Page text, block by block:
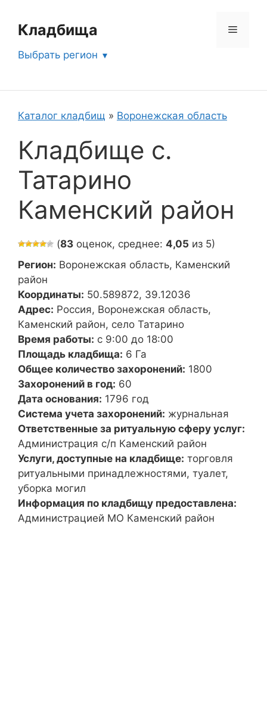
содержимому
Кладбища Меню
Выбрать регион
Каталог кладбищ » Воронежская область
Кладбище с.
Татарино
Каменский район
(83 оценок, среднее: 4,05 из 5)
Регион: Воронежская область, Каменский
район
Координаты: 50.589872, 39.12036
Адрес: Россия, Воронежская область,
Каменский район, село Татарино
Время работы: с 9:00 до 18:00
Площадь кладбища: 6 Га
Общее количество захоронений: 1800
Захоронений в год: 60
Дата основания: 1796 год
Система учета захоронений: журнальная
Ответственные за ритуальную сферу услуг:
Администрация с/п Каменский район
Услуги, доступные на кладбище: торговля
ритуальными принадлежностями, туалет,
уборка могил
Информация по кладбищу предоставлена:
Администрацией МО Каменский район